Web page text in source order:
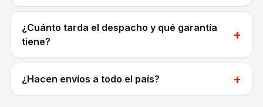
¿Cuánto tarda el despacho y qué garantía
tiene?
+
¿Hacen envíos a todo el país? +